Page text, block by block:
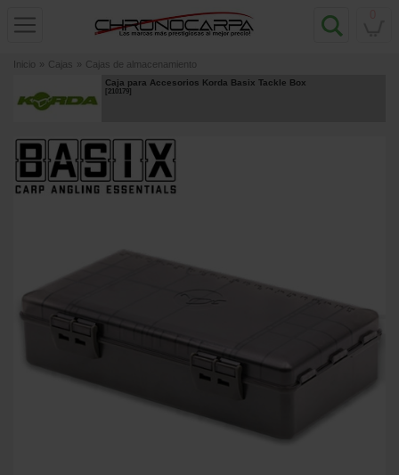
Inicio » Cajas » Cajas de almacenamiento
Caja para Accesorios Korda Basix Tackle Box
[210179]